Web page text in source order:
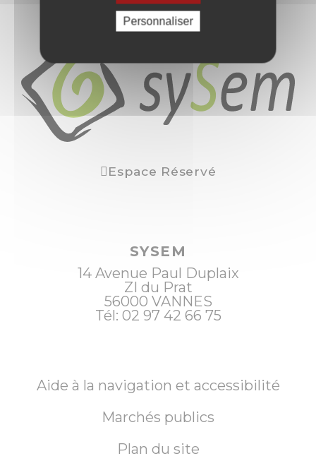
Espace Réservé
SYSEM
14 Avenue Paul Duplaix
ZI du Prat
56000 VANNES
Tél: 02 97 42 66 75
Aide à la navigation et accessibilité
Marchés publics
Plan du site
Personnaliser